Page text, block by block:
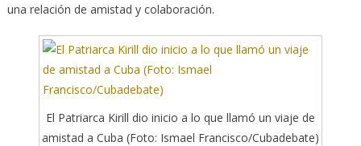
una relación de amistad y colaboración.
El Patriarca Kirill dio inicio a lo que llamó un viaje de
amistad a Cuba (Foto: Ismael Francisco/Cubadebate)